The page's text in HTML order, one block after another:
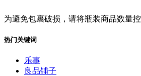
为避免包裹破损，请将瓶装商品数量
热门关键词
乐事
良品铺子